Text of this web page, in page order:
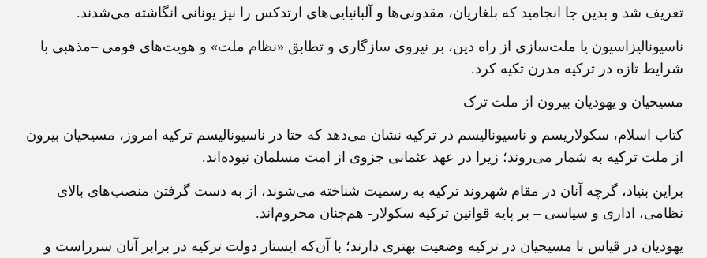
تعريف شد و بدين جا انجاميد که بلغاريان، مقدونی‌ها و آلبانیايی‌های ارتدکس را نيز يونانی انگاشته می‌شدند.
ناسيوناليزاسيون يا ملت‌سازی از راه دين، بر نيروی سازگاری و تطابق «نظام ملت» و هويت‌های قومی –مذهبی با
شرايط تازه در ترکيه مدرن تکيه کرد.
مسيحيان و يهوديان بيرون از ملت ترک
کتاب اسلام، سکولاريسم و ناسيوناليسم در ترکيه نشان می‌دهد که حتا در ناسيوناليسم ترکيه امروز، مسيحيان بيرون
از ملت ترکيه به شمار می‌روند؛ زيرا در عهد عثمانی جزوی از امت مسلمان نبوده‌اند.
براين بنياد، گرچه آنان در مقام شهروند ترکيه به رسميت شناخته می‌شوند، از به دست گرفتن منصب‌های بالای
نظامی، اداری و سياسی – بر پايه قوانين ترکيه سکولار- هم‌چنان محروم‌اند.
يهوديان در قياس با مسيحيان در ترکيه وضعيت بهتری دارند؛ با آن‌که ايستار دولت ترکيه در برابر آنان سرراست و